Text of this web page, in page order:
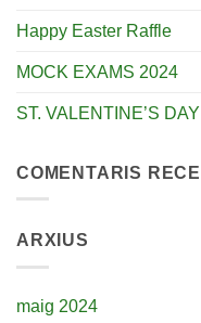
Happy Easter Raffle
MOCK EXAMS 2024
ST. VALENTINE’S
COMENTARIS
ARXIUS
maig 2024